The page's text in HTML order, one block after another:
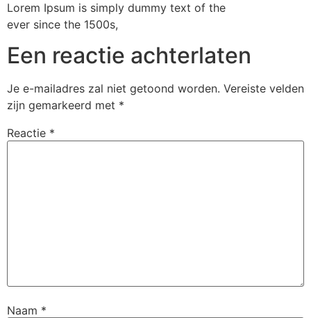
Lorem Ipsum is simply dummy text of the
ever since the 1500s,
Een reactie achterlaten
Je e-mailadres zal niet getoond worden. Vereiste velden
zijn gemarkeerd met *
Reactie *
Naam *